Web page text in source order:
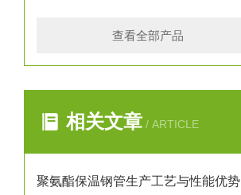
查看全部产品
相关文章 / ARTICLE